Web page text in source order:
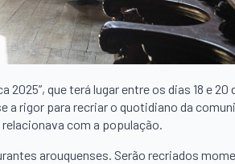
que terá lugar entre os dias 18 e 20
a rigor para recriar o quotidiano da
com a população.
arouquenses. Serão recriados